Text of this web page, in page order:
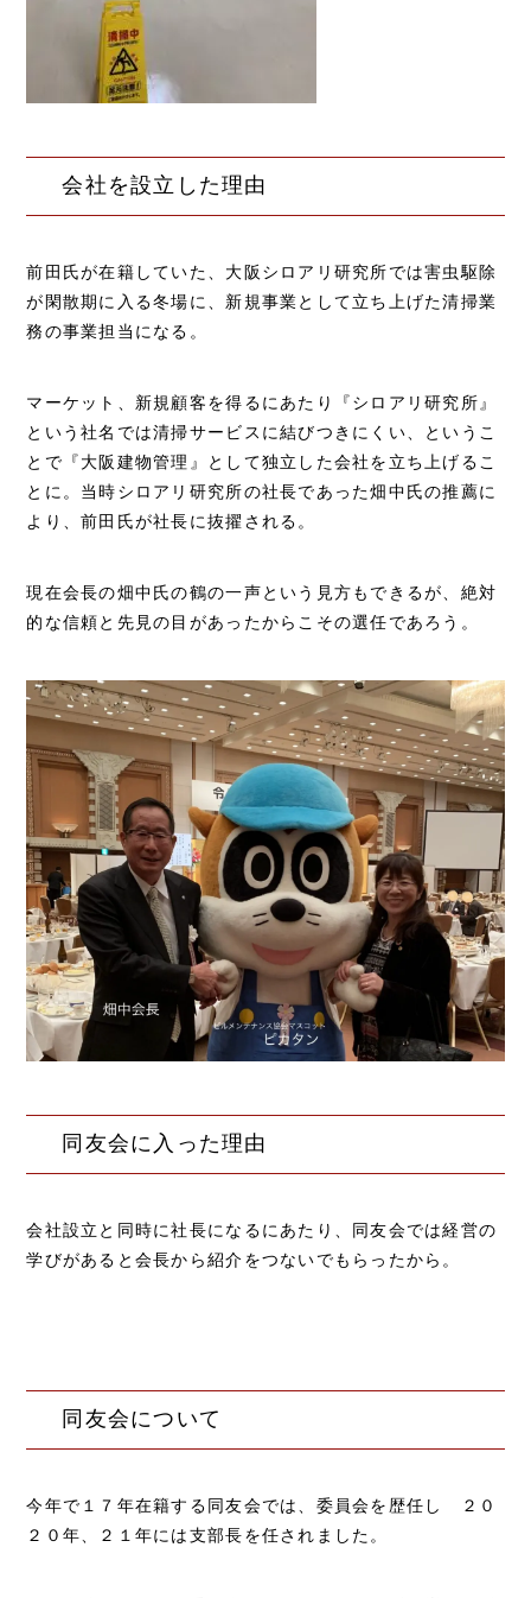
会社を設立した理由
前田氏が在籍していた、大阪シロアリ研究所では害虫駆除
が閑散期に入る冬場に、新規事業として立ち上げた清掃業
務の事業担当になる。
マーケット、新規顧客を得るにあたり『シロアリ研究所』
という社名では清掃サービスに結びつきにくい、というこ
とで『大阪建物管理』として独立した会社を立ち上げるこ
とに。当時シロアリ研究所の社長であった畑中氏の推薦に
より、前田氏が社長に抜擢される。
現在会長の畑中氏の鶴の一声という見方もできるが、絶対
的な信頼と先見の目があったからこその選任であろう。
同友会に入った理由
会社設立と同時に社長になるにあたり、同友会では経営の
学びがあると会長から紹介をつないでもらったから。
同友会について
今年で１７年在籍する同友会では、委員会を歴任し ２０
２０年、２１年には支部長を任されました。